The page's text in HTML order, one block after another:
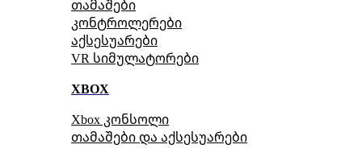
თამაშები
კონტროლერები
აქსესუარები
VR სიმულატორები
XBOX
Xbox კონსოლი
თამაშები და აქსესუარები